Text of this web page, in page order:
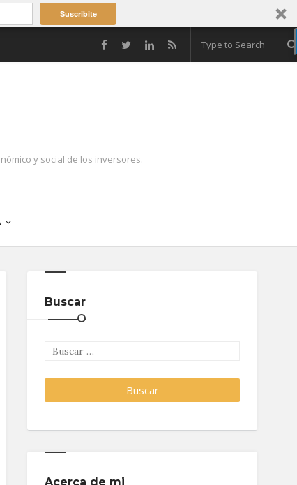
Suscribite
y social de los inversores.
Buscar
Acerca de mi